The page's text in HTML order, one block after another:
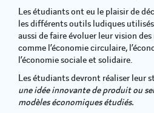
Les étudiants ont eu le plaisir de
les différents outils ludiques
aussi de faire évoluer leur vision
comme l’économie circulaire,
l’économie sociale et solidaire.
Les étudiants devront réaliser leur
une idée innovante de produit ou
modèles économiques étudiés.